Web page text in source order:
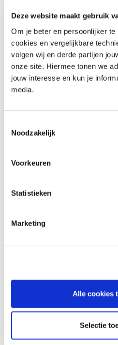
Deze website maakt gebruik
Om je beter en persoonlijker te
cookies en vergelijkbare
volgen wij en derde partijen
onze site. Hiermee tonen we
jouw interesse en kun je
media.
Noodzakelijk
Voorkeuren
Statistieken
Marketing
Alle cookies
Selectie
Royal-Enfield
HNTR 350
€ 5.799,-
Uit2026
MotoPort Leek